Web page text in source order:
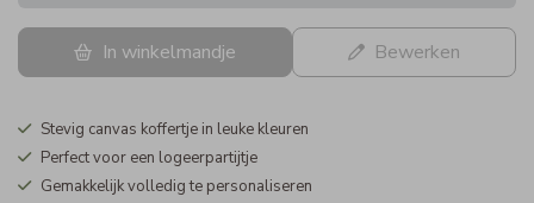
In winkelmandje Bewerken
Stevig canvas koffertje in leuke kleuren
Perfect voor een logeerpartijtje
Gemakkelijk volledig te personaliseren